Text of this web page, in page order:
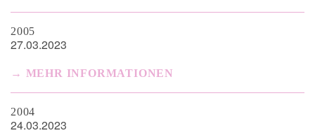
2005
27.03.2023
MEHR INFORMATIONEN
2004
24.03.2023